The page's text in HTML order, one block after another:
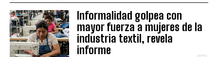
Informalidad golpea con
mayor fuerza a mujeres de la
industria textil, revela
informe